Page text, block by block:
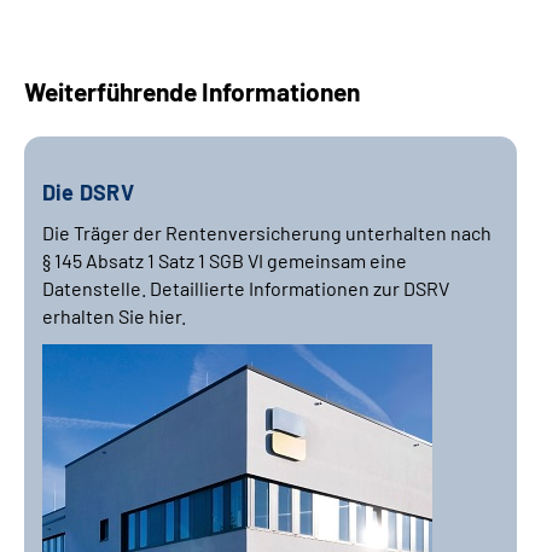
Weiterführende Informationen
Die DSRV
Die Träger der Rentenversicherung unterhalten nach
§ 145 Absatz 1 Satz 1 SGB VI gemeinsam eine
Datenstelle. Detaillierte Informationen zur DSRV
erhalten Sie hier.